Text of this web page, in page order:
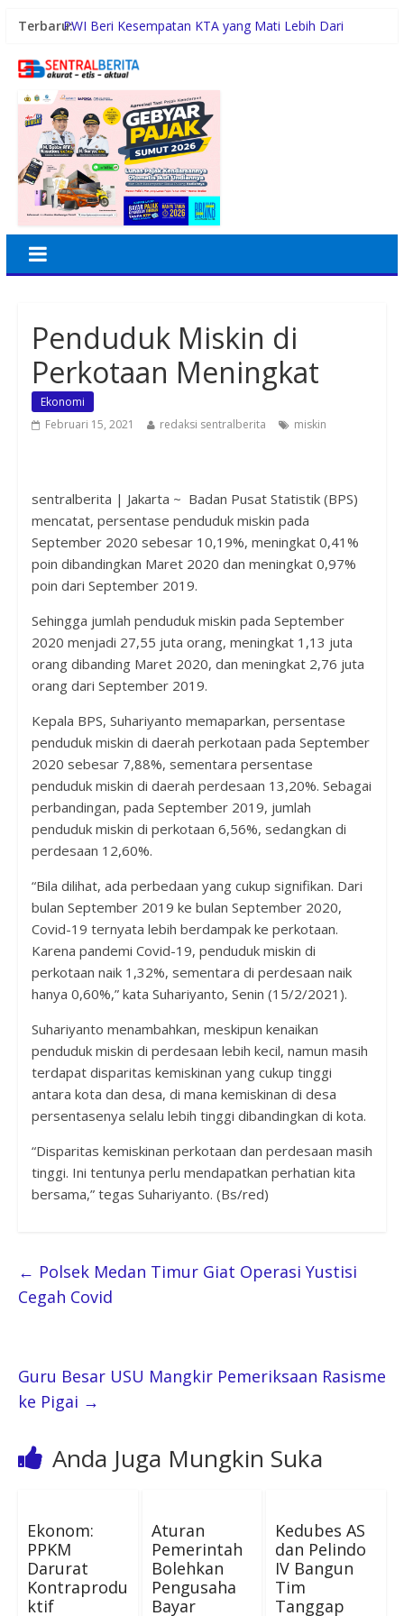
Terbaru:PWI Beri Kesempatan KTA yang Mati Lebih Dari
Gubernur Bobby Nasution Siapkan Rumah Produksi
Lomba Foto LRT Hadirkan Hadiah Menarik, Ini
Syaratnya
Warga dan Sekolah Sambut Gembira Rencana
Gubernur Bobby Bangun SD Negeri Lasara di Nias
Utara
Sinergi Pemkab Madina dan DPR RI, 154 Anak di Siabu
dan sekitarnya, Terima Beasiswa Program Indonesia
Penduduk Miskin di
Perkotaan Meningkat
Ekonomi
Februari 15, 2021
redaksi sentralberita miskin
sentralberita | Jakarta ~ Badan Pusat Statistik (BPS)
mencatat, persentase penduduk miskin pada
September 2020 sebesar 10,19%, meningkat 0,41%
poin dibandingkan Maret 2020 dan meningkat 0,97%
poin dari September 2019.
Sehingga jumlah penduduk miskin pada September
2020 menjadi 27,55 juta orang, meningkat 1,13 juta
orang dibanding Maret 2020, dan meningkat 2,76 juta
orang dari September 2019.
Kepala BPS, Suhariyanto memaparkan, persentase
penduduk miskin di daerah perkotaan pada September
2020 sebesar 7,88%, sementara persentase
penduduk miskin di daerah perdesaan 13,20%. Sebagai
perbandingan, pada September 2019, jumlah
penduduk miskin di perkotaan 6,56%, sedangkan di
perdesaan 12,60%.
“Bila dilihat, ada perbedaan yang cukup signifikan. Dari
bulan September 2019 ke bulan September 2020,
Covid-19 ternyata lebih berdampak ke perkotaan.
Karena pandemi Covid-19, penduduk miskin di
perkotaan naik 1,32%, sementara di perdesaan naik
hanya 0,60%,” kata Suhariyanto, Senin (15/2/2021).
Suhariyanto menambahkan, meskipun kenaikan
penduduk miskin di perdesaan lebih kecil, namun masih
terdapat disparitas kemiskinan yang cukup tinggi
antara kota dan desa, di mana kemiskinan di desa
persentasenya selalu lebih tinggi dibandingkan di kota.
“Disparitas kemiskinan perkotaan dan perdesaan masih
tinggi. Ini tentunya perlu mendapatkan perhatian kita
bersama,” tegas Suhariyanto. (Bs/red)
← Polsek Medan Timur Giat Operasi Yustisi
Cegah Covid
Guru Besar USU Mangkir Pemeriksaan Rasisme
ke Pigai →
Anda Juga Mungkin Suka
Ekonom:
PPKM
Darurat
Kontraprodu
ktif
Aturan
Pemerintah
Bolehkan
Pengusaha
Bayar
Kedubes AS
dan Pelindo
IV Bangun
Tim
Tanggap